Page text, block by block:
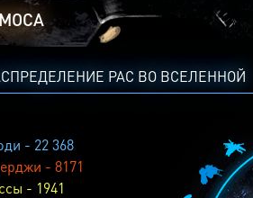
РАС ВО ВСЕЛЕННОЙ
- 22 368
- 8171
- 1941